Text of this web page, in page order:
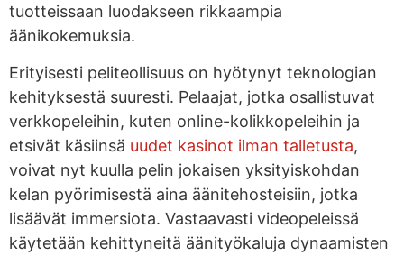
tuotteissaan luodakseen rikkaampia
äänikokemuksia.
Erityisesti peliteollisuus on hyötynyt teknologian
kehityksestä suuresti. Pelaajat, jotka osallistuvat
verkkopeleihin, kuten online-kolikkopeleihin ja
etsivät käsiinsä uudet kasinot ilman talletusta,
voivat nyt kuulla pelin jokaisen yksityiskohdan
kelan pyörimisestä aina äänitehosteisiin, jotka
lisäävät immersiota. Vastaavasti videopeleissä
käytetään kehittyneitä äänityökaluja dynaamisten